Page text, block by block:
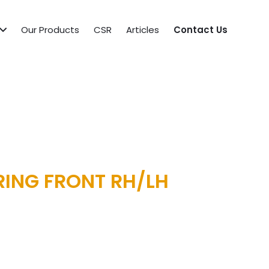
Our Products CSR Articles Contact Us
FRONT RH/LH